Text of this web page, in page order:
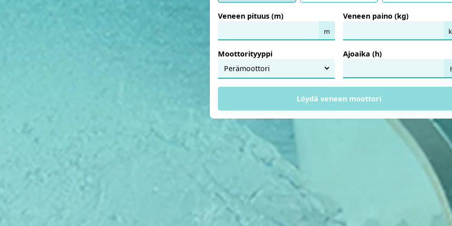
Veneen pituus (m)
m
Veneen paino (kg)
Moottorityyppi Ajoaika (h)
Löydä veneen moottori